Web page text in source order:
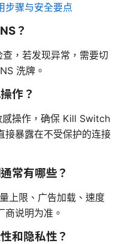
步骤与安全要点
？
，若发现异常，需要切
洗牌。
作？
操作，确保 Kill Switch
接暴露在不受保护的连接
常有哪些？
上限、广告加载、速度
商说明为准。
和隐私性？